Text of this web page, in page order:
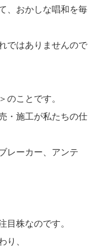
、おかしな唱和を毎
ではありませんので
ことです。
・施工が私たちの仕
レーカー、アンテ
株なのです。
、